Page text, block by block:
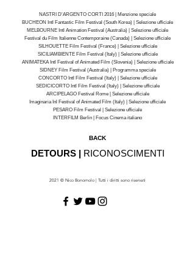
NASTRI D'ARGENTO CORTI 2016 | Menzione speciale
BUCHEON Intl Fantastic Film Festival (South Korea) | Selezione ufficiale
MELBOURNE Intl Animation Festival (Australia) | Selezione ufficiale
Festival du Film Italienne Contemporaine (Canada) | Selezione ufficiale
SILHOUETTE Film Festival (France) | Selezione ufficiale
SICILIAMBIENTE Film Festival (Italy) | Selezione ufficiale
ANIMATEKA Intl Festival of Animated Film (Slovenia) | Selezione ufficiale
SIDNEY Film Festival (Australia) | Programma speciale
CONCORTO Intl Film Festival (Italy) | Selezione ufficiale
SEDICICORTO Intl Film Festival (Italy) | Selezione ufficiale
ARCIPELAGO Festival Rome | Selezione ufficiale
Imaginaria Inl Festival of Animated Film (Italy) | Selezione ufficiale
PESARO Film Festival | Selezione ufficiale
INTERFILM Berlin | Focus Cinema italiano
BACK
DETOURS | RICONOSCIMENTI
2021 © Nico Bonomolo | Tutti i diritti sono riservati